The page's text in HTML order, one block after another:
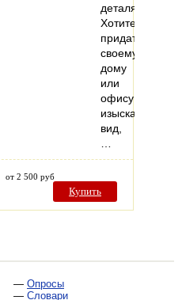
деталях.
Хотите
придать
своему
дому
или
офису
изысканный
вид,
от 2 500 руб
Купить
— Опросы
— Словари